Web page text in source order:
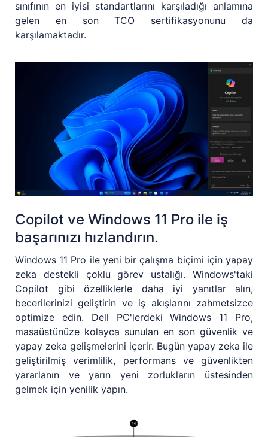
sınıfının en iyisi standartlarını karşıladığı anlamına
gelen en son TCO sertifikasyonunu da
karşılamaktadır.
Copilot ve Windows 11 Pro ile iş
başarınızı hızlandırın.
Windows 11 Pro ile yeni bir çalışma biçimi için yapay
zeka destekli çoklu görev ustalığı. Windows'taki
Copilot gibi özelliklerle daha iyi yanıtlar alın,
becerilerinizi geliştirin ve iş akışlarını zahmetsizce
optimize edin. Dell PC'lerdeki Windows 11 Pro,
masaüstünüze kolayca sunulan en son güvenlik ve
yapay zeka gelişmelerini içerir. Bugün yapay zeka ile
geliştirilmiş verimlilik, performans ve güvenlikten
yararlanın ve yarın yeni zorlukların üstesinden
gelmek için yenilik yapın.